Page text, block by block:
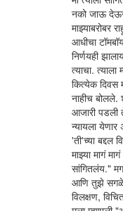
नको जाऊ
माझ्याबरोबर
आधीचा
निर्णयही
त्याचा.
कित्येक दिवस
नाहीच बोलले.
आजारी पडली
न्यायला
'ती'च्या बद्दल
माझ्या मागं
सांगितलंय."
आणि तुझे सगळेच
विलक्षण,